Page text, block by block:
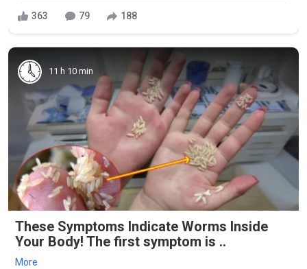
363 79 188
11 h 10 min
These Symptoms Indicate Worms Inside
Your Body! The first symptom is ..
More